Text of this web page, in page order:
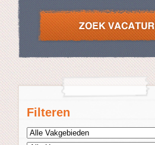
Filteren